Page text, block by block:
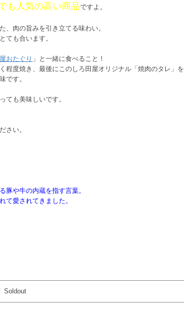
も人気の高い商品ですよ。
、肉の旨みを引き立てる味わい。
ても合います。
おたぐり 」と一緒に食べること！
程度焼き、最後にこのしろ田屋オリジナル「焼肉のタレ」を
です。
ても美味しいです。
さい。
豚や牛の内蔵を指す言葉。
て愛されてきました。
Soldout